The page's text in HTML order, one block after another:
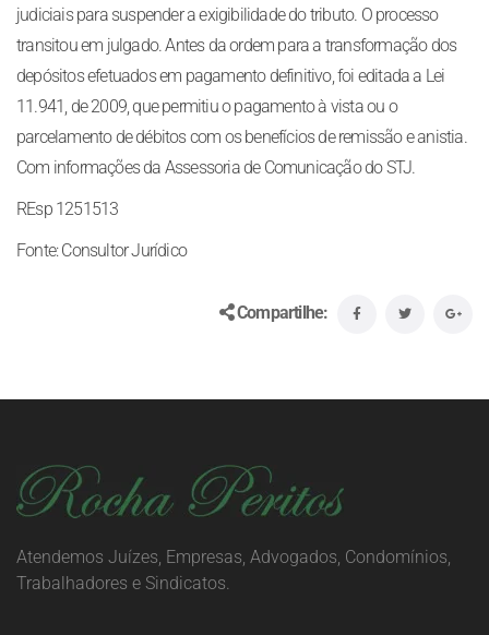
judiciais para suspender a exigibilidade do tributo. O processo
transitou em julgado. Antes da ordem para a transformação dos
depósitos efetuados em pagamento definitivo, foi editada a Lei
11.941, de 2009, que permitiu o pagamento à vista ou o
parcelamento de débitos com os benefícios de remissão e anistia.
Com informações da Assessoria de Comunicação do STJ.
REsp 1251513
Fonte: Consultor Jurídico
Compartilhe:
Atendemos Juízes, Empresas, Advogados, Condomínios,
Trabalhadores e Sindicatos.